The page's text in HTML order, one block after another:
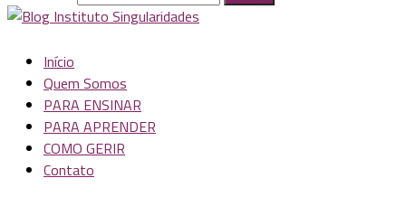
Início
Quem Somos
PARA ENSINAR
PARA APRENDER
COMO GERIR
Contato